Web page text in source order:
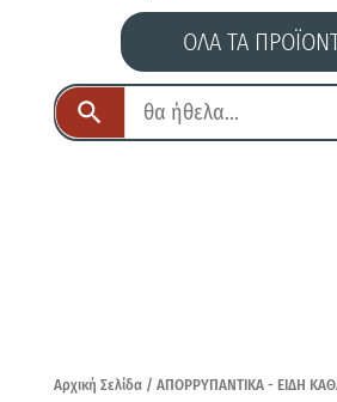
ΟΛΑ ΤΑ
Αρχική Σελίδα/ ΑΠΟΡΡΥΠΑΝΤΙΚΑ - ΕΙΔΗ